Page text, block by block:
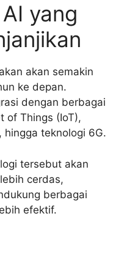
yang
akan semakin
ke depan.
dengan berbagai
of Things (IoT),
teknologi 6G.
tersebut akan
cerdas,
berbagai
efektif.